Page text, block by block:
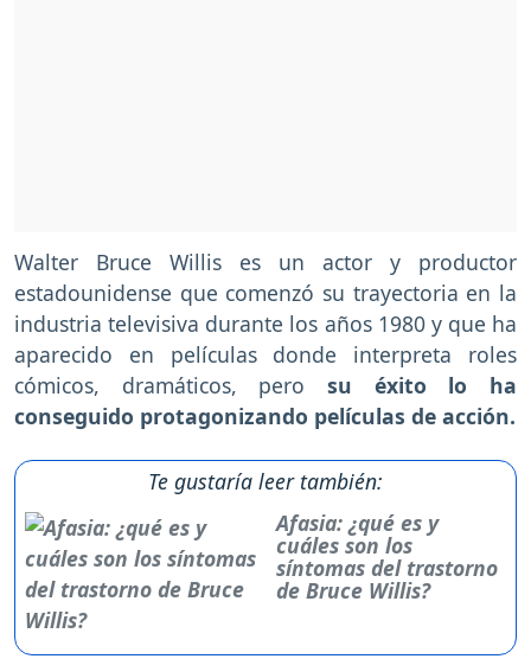
Walter Bruce Willis es un actor y productor
estadounidense que comenzó su trayectoria en la
industria televisiva durante los años 1980 y que ha
aparecido en películas donde interpreta roles
cómicos, dramáticos, pero su éxito lo ha
conseguido protagonizando películas de acción.
Te gustaría leer también:
Afasia: ¿qué es y
cuáles son los
síntomas del trastorno
de Bruce Willis?